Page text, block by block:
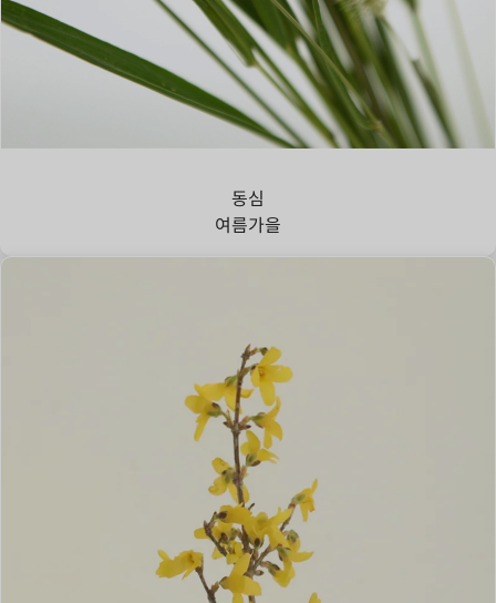
동심
여름가을